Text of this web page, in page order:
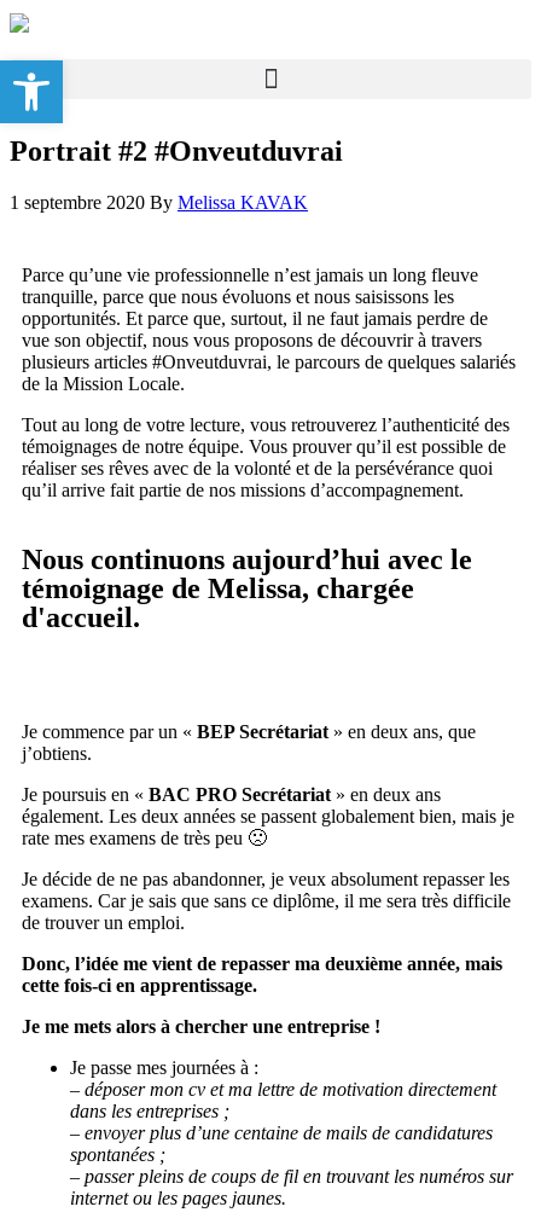
Portrait #2 #Onveutduvrai
1 septembre 2020 By Melissa KAVAK
Parce qu’une vie professionnelle n’est jamais un long fleuve
tranquille, parce que nous évoluons et nous saisissons les
opportunités. Et parce que, surtout, il ne faut jamais perdre de
vue son objectif, nous vous proposons de découvrir à travers
plusieurs articles #Onveutduvrai, le parcours de quelques salariés
de la Mission Locale.
Tout au long de votre lecture, vous retrouverez l’authenticité des
témoignages de notre équipe. Vous prouver qu’il est possible de
réaliser ses rêves avec de la volonté et de la persévérance quoi
qu’il arrive fait partie de nos missions d’accompagnement.
Nous continuons aujourd’hui avec le
témoignage de Melissa, chargée
d'accueil.
Je commence par un « BEP Secrétariat » en deux ans, que
j’obtiens.
Je poursuis en « BAC PRO Secrétariat » en deux ans
également. Les deux années se passent globalement bien, mais je
rate mes examens de très peu 🙁
Je décide de ne pas abandonner, je veux absolument repasser les
examens. Car je sais que sans ce diplôme, il me sera très difficile
de trouver un emploi.
Donc, l’idée me vient de repasser ma deuxième année, mais
cette fois-ci en apprentissage.
Je me mets alors à chercher une entreprise !
Je passe mes journées à :
– déposer mon cv et ma lettre de motivation directement
dans les entreprises ;
– envoyer plus d’une centaine de mails de candidatures
spontanées ;
– passer pleins de coups de fil en trouvant les numéros sur
internet ou les pages jaunes.
Ouvrir la barre d’outils